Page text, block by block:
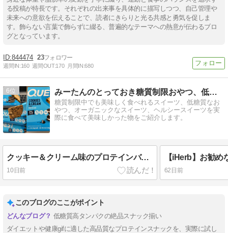
る投稿が特長です。それぞれの出来事を具体的に描写しつつ、自己管理や
未来への意欲を伝えることで、読者にきらりと光る共感と勇気を促しま
す。飾らない言葉で飾らずに綴る、普遍的なテーマへの熱意が伝わるブロ
グとなっています。
844474 23
週間IN:160 週間OUT:170 月間IN:680
6 みーたんのとっておき糖質制限おやつ、低糖質スイーツ
糖質制限中でも美味しく食べれるスイーツ、低糖質なお
やつ、オーガニックなスイーツ、ヘルシースイーツを実
際に食べて美味しかった物をご紹介します。
クッキー＆クリーム味のプロテインバーを求めて・・・
10日前 62日前
このブログのここがポイント
低糖質高タンパクの絶品スナック揃い
ダイエットや健康gifに適した高品質なプロテインスナックを、実際に試し